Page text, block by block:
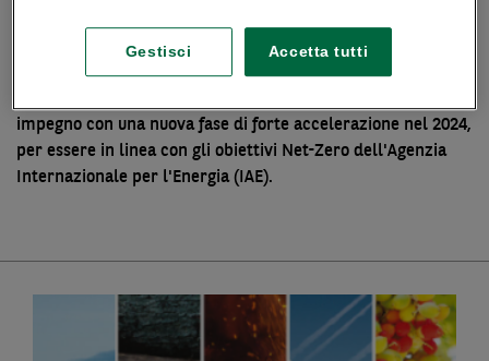
della transizione energetica. Da tempo impegnato in prima
linea ad aiutare l'economia nella transizione verso energie
impegno con una nuova fase di forte accelerazione nel 2024,
per essere in linea con gli obiettivi Net-Zero dell'Agenzia
Internazionale per l'Energia (IAE).
Gestisci Accetta tutti